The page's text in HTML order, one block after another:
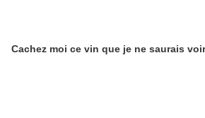
Cachez moi ce vin que je ne saurais